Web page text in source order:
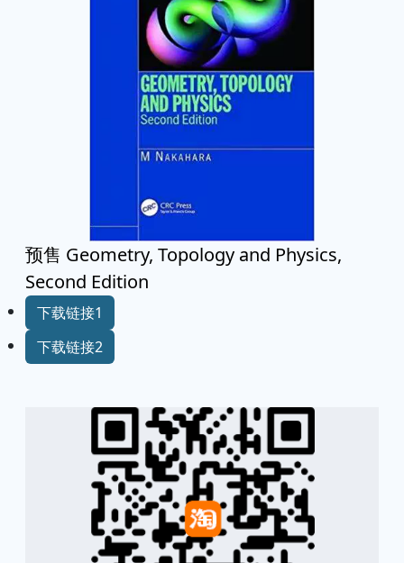
预售 Geometry, Topology and Physics,
Second Edition
下载链接1
下载链接2